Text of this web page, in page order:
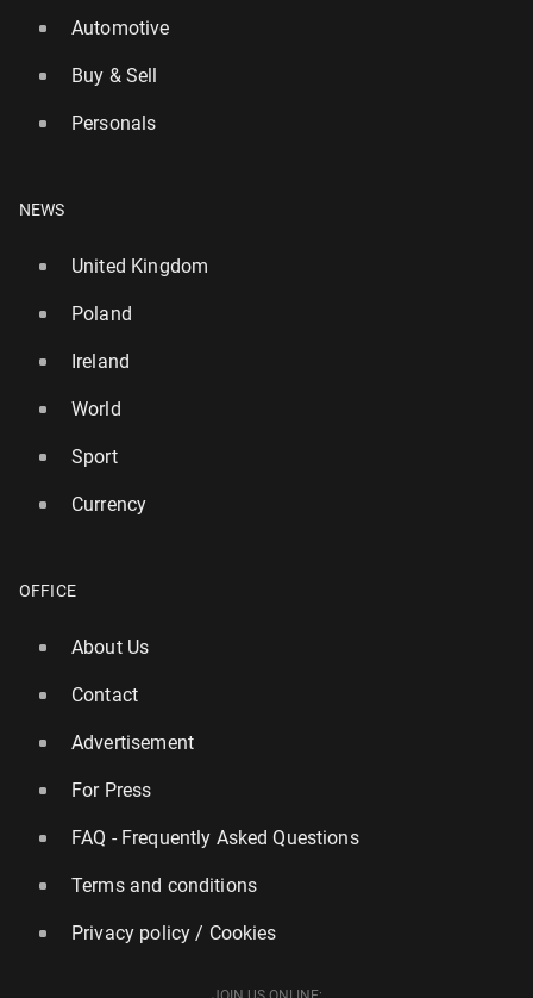
Automotive
Buy & Sell
Personals
NEWS
United Kingdom
Poland
Ireland
World
Sport
Currency
OFFICE
About Us
Contact
Advertisement
For Press
FAQ - Frequently Asked Questions
Terms and conditions
Privacy policy / Cookies